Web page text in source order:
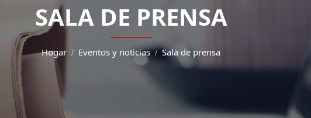
SALA DE PRENSA
Hogar Eventos y noticias Sala de prensa